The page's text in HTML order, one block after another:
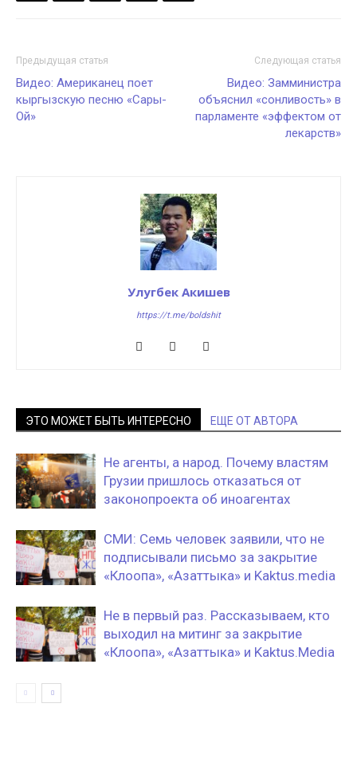
Предыдущая статья
Видео: Американец поет
кыргызскую песню «Сары-
Ой»
Следующая статья
Видео: Замминистра
объяснил «сонливость» в
парламенте «эффектом от
лекарств»
Улугбек Акишев
https://t.me/boldshit
ЭТО МОЖЕТ БЫТЬ ИНТЕРЕСНО ЕЩЕ ОТ АВТОРА
Не агенты, а народ. Почему властям
Грузии пришлось отказаться от
законопроекта об иноагентах
СМИ: Семь человек заявили, что не
подписывали письмо за закрытие
«Клоопа», «Азаттыка» и Kaktus.media
Не в первый раз. Рассказываем, кто
выходил на митинг за закрытие
«Клоопа», «Азаттыка» и Kaktus.Media